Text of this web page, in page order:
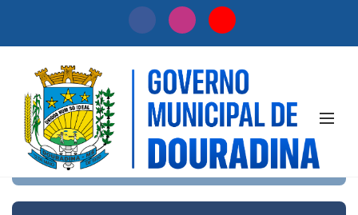
Início / Licitação
Pesquisa Avançada